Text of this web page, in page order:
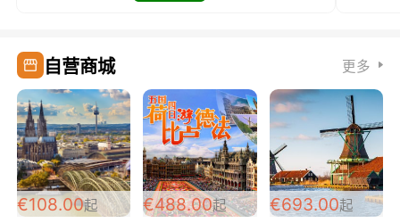
自营商城 更多
€108.00起 €488.00起 €693.00起